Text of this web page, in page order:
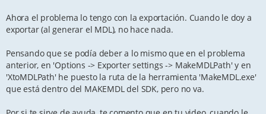
Ahora el problema lo tengo con la exportación. Cuando le doy a
exportar (al generar el MDL), no hace nada.
Pensando que se podía deber a lo mismo que en el problema
anterior, en 'Options -> Exporter settings -> MakeMDLPath' y en
'XtoMDLPath' he puesto la ruta de la herramienta 'MakeMDL.exe'
que está dentro del MAKEMDL del SDK, pero no va.